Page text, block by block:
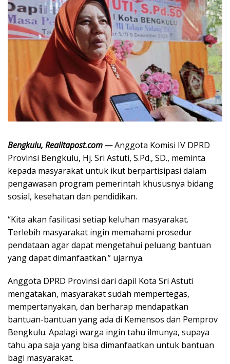
Bengkulu, Realitapost.com —Anggota Komisi IV DPRD
Provinsi Bengkulu, Hj. Sri Astuti, S.Pd., SD., meminta
kepada masyarakat untuk ikut berpartisipasi dalam
pengawasan program pemerintah khususnya bidang
sosial, kesehatan dan pendidikan.
“Kita akan fasilitasi setiap keluhan masyarakat.
Terlebih masyarakat ingin memahami prosedur
pendataan agar dapat mengetahui peluang bantuan
yang dapat dimanfaatkan.” ujarnya.
Anggota DPRD Provinsi dari dapil Kota Sri Astuti
mengatakan, masyarakat sudah mempertegas,
mempertanyakan, dan berharap mendapatkan
bantuan-bantuan yang ada di Kemensos dan Pemprov
Bengkulu. Apalagi warga ingin tahu ilmunya, supaya
tahu apa saja yang bisa dimanfaatkan untuk bantuan
bagi masyarakat.